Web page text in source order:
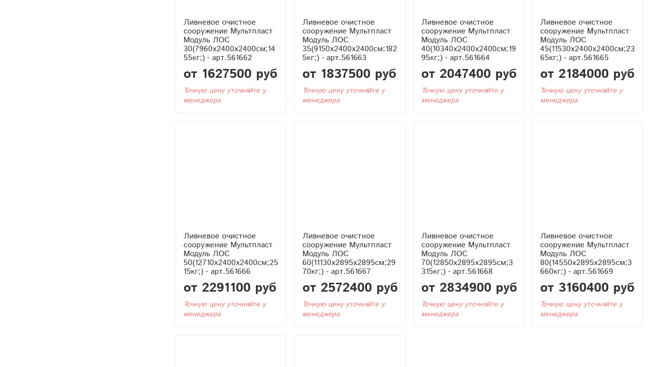
Ливневое очистное
сооружение Мультпласт
Модуль ЛОС
30(7960x2400x2400см;14
55кг;) - арт.561662
от 1627500 руб
Точную цену уточняйте у
менеджера
Ливневое очистное
сооружение Мультпласт
Модуль ЛОС
35(9150x2400x2400см;182
5кг;) - арт.561663
от 1837500 руб
Точную цену уточняйте у
менеджера
Ливневое очистное
сооружение Мультпласт
Модуль ЛОС
40(10340x2400x2400см;19
95кг;) - арт.561664
от 2047400 руб
Точную цену уточняйте у
менеджера
Ливневое очистное
сооружение Мультпласт
Модуль ЛОС
45(11530x2400x2400см;23
65кг;) - арт.561665
от 2184000 руб
Точную цену уточняйте у
менеджера
Ливневое очистное
сооружение Мультпласт
Модуль ЛОС
50(12710x2400x2400см;25
15кг;) - арт.561666
от 2291100 руб
Точную цену уточняйте у
менеджера
Ливневое очистное
сооружение Мультпласт
Модуль ЛОС
60(11130x2895x2895см;29
70кг;) - арт.561667
от 2572400 руб
Точную цену уточняйте у
менеджера
Ливневое очистное
сооружение Мультпласт
Модуль ЛОС
70(12850x2895x2895см;3
315кг;) - арт.561668
от 2834900 руб
Точную цену уточняйте у
менеджера
Ливневое очистное
сооружение Мультпласт
Модуль ЛОС
80(14550x2895x2895см;3
660кг;) - арт.561669
от 3160400 руб
Точную цену уточняйте у
менеджера